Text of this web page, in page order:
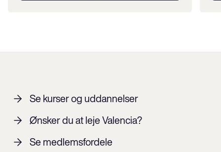
Se kurser og uddannelser
Ønsker du at leje Valencia?
Se medlemsfordele